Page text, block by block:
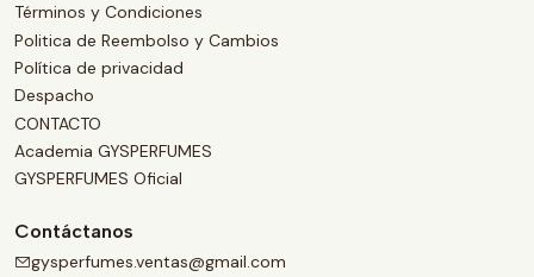
Términos y Condiciones
Politica de Reembolso y Cambios
Política de privacidad
Despacho
CONTACTO
Academia GYSPERFUMES
GYSPERFUMES Oficial
Contáctanos
gysperfumes.ventas@gmail.com